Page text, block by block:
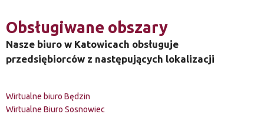
Obsługiwane obszary
Nasze biuro w Katowicach obsługuje
przedsiębiorców z następujących lokalizacji
Wirtualne biuro Będzin
Wirtualne Biuro Sosnowiec